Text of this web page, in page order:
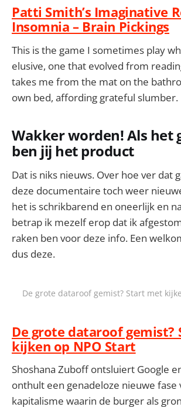
Patti Smith’s Imaginative
Insomnia – Brain Pickings
This is the game I sometimes play
elusive, one that evolved from
takes me from the mat on the
own bed, affording grateful slumber.
Wakker worden! Als het
ben jij het product
Dat is niks nieuws. Over hoe ver dat
deze documentaire toch weer
het is schrikbarend en oneerlijk en
betrap ik mezelf erop dat ik
raken ben voor deze info. Een
dus deze.
De grote dataroof gemist? Start met
De grote dataroof gemist?
kijken op NPO Start
Shoshana Zuboff ontsluiert Google
onthult een genadeloze nieuwe fase
kapitalisme waarin de burger als